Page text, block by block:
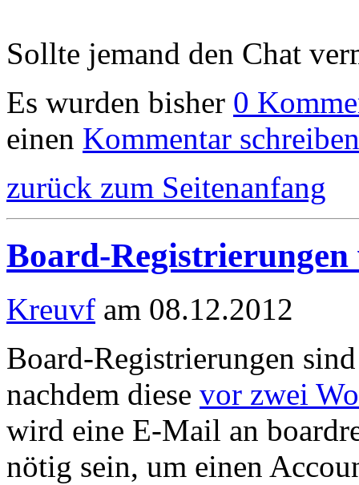
Sollte jemand den Chat
Es wurden bisher 0
einen Kommentar schreiben
zurück zum Seitenanfang
Board-
Kreuvf am 08.12.2012
Board-Registrierungen
nachdem diese vor zwei
wird eine E-Mail an
nötig sein, um einen